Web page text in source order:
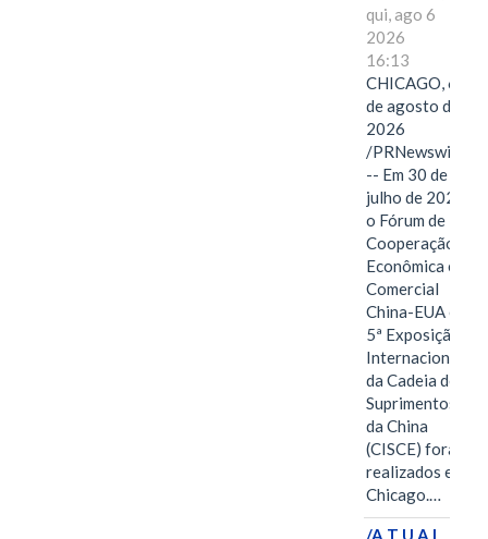
qui, ago 6
2026
16:13
CHICAGO, 6
de agosto de
2026
/PRNewswire/
-- Em 30 de
julho de 2026,
o Fórum de
Cooperação
Econômica e
Comercial
China-EUA e a
5ª Exposição
Internacional
da Cadeia de
Suprimentos
da China
(CISCE) foram
realizados em
Chicago.…
/A T U A L